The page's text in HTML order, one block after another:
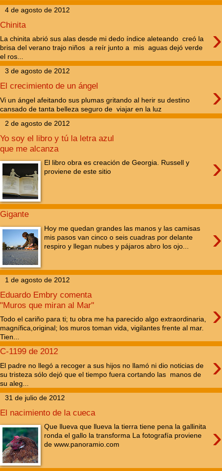
4 de agosto de 2012
Chinita ›
La chinita abrió sus alas desde mi dedo índice aleteando creó la
brisa del verano trajo niños a reír junto a mis aguas dejó verde
el ros...
3 de agosto de 2012
El crecimiento de un ángel ›
Vi un ángel afeitando sus plumas gritando al herir su destino
cansado de tanta belleza seguro de viajar en la luz
2 de agosto de 2012
Yo soy el libro y tú la letra azul
que me alcanza
›
El libro obra es creación de Georgia. Russell y
proviene de este sitio
Gigante
›
Hoy me quedan grandes las manos y las camisas
mis pasos van cinco o seis cuadras por delante
respiro y llegan nubes y pájaros abro los ojo...
1 de agosto de 2012
Eduardo Embry comenta
"Muros que miran al Mar"
›
Todo el cariño para ti; tu obra me ha parecido algo extraordinaria,
magnífica,original; los muros toman vida, vigilantes frente al mar.
Tien...
C-1199 de 2012 ›
El padre no llegó a recoger a sus hijos no llamó ni dio noticias de
su tristeza sólo dejó que el tiempo fuera cortando las manos de
su aleg...
31 de julio de 2012
El nacimiento de la cueca
›
Que llueva que llueva la tierra tiene pena la gallinita
ronda el gallo la transforma La fotografía proviene
de www.panoramio.com